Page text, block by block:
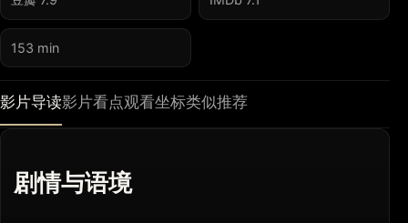
153 min
影片导读影片看点观看坐标类似推荐
剧情与语境